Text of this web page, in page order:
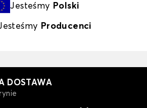
Jesteśmy Polski
Producenci
DOSTAWA